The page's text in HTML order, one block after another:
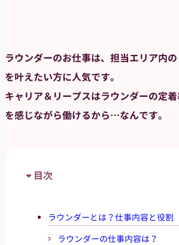
ラウンダーのお仕事は、担当エリア内
を叶えたい方に人気です。
キャリア＆リープスはラウンダーの定
を感じながら働けるから…なんです。
目次
ラウンダーとは？仕事内容と役割
ラウンダーの仕事内容は？